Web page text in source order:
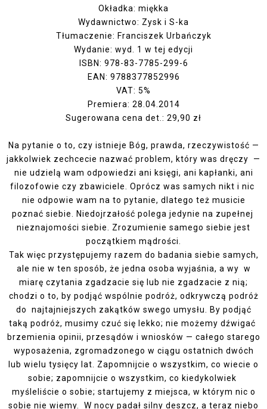
Okładka: miękka
Wydawnictwo: Zysk i S-ka
Tłumaczenie: Franciszek Urbańczyk
Wydanie: wyd. 1 w tej edycji
ISBN: 978-83-7785-299-6
EAN: 9788377852996
VAT: 5%
Premiera: 28.04.2014
Sugerowana cena det.: 29,90 zł
Na pytanie o to, czy istnieje Bóg, prawda, rzeczywistość —
jakkolwiek zechcecie nazwać problem, który was dręczy —
nie udzielą wam odpowiedzi ani księgi, ani kapłanki, ani
filozofowie czy zbawiciele. Oprócz was samych nikt i nic
nie odpowie wam na to pytanie, dlatego też musicie
poznać siebie. Niedojrzałość polega jedynie na zupełnej
nieznajomości siebie. Zrozumienie samego siebie jest
początkiem mądrości.
Tak więc przystępujemy razem do badania siebie samych,
ale nie w ten sposób, że jedna osoba wyjaśnia, a wy w
miarę czytania zgadzacie się lub nie zgadzacie z nią;
chodzi o to, by podjąć wspólnie podróż, odkrywczą podróż
do najtajniejszych zakątków swego umysłu. By podjąć
taką podróż, musimy czuć się lekko; nie możemy dźwigać
brzemienia opinii, przesądów i wniosków — całego starego
wyposażenia, zgromadzonego w ciągu ostatnich dwóch
lub wielu tysięcy lat. Zapomnijcie o wszystkim, co wiecie o
sobie; zapomnijcie o wszystkim, co kiedykolwiek
myśleliście o sobie; startujemy z miejsca, w którym nic o
sobie nie wiemy. W nocy padał silny deszcz, a teraz niebo